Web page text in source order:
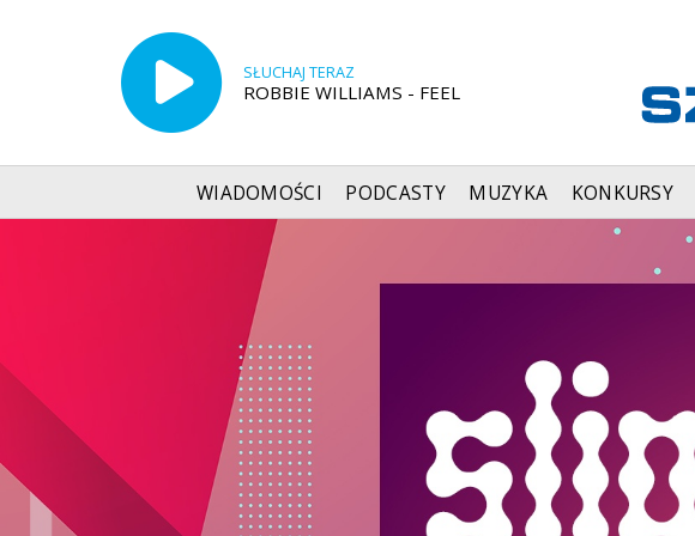
SŁUCHAJ TERAZ
ROBBIE WILLIAMS - FEEL
WIADOMOŚCI PODCASTY MUZYKA KONKURSY